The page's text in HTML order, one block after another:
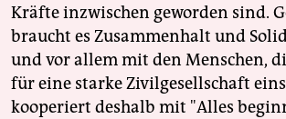
Kräfte inzwischen geworden sind.
braucht es Zusammenhalt und
und vor allem mit den Menschen,
für eine starke Zivilgesellschaft
kooperiert deshalb mit "Alles